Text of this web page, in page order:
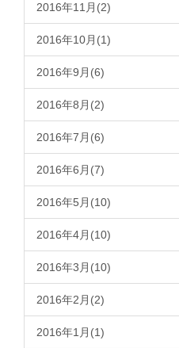
2016年11月(2)
2016年10月(1)
2016年9月(6)
2016年8月(2)
2016年7月(6)
2016年6月(7)
2016年5月(10)
2016年4月(10)
2016年3月(10)
2016年2月(2)
2016年1月(1)